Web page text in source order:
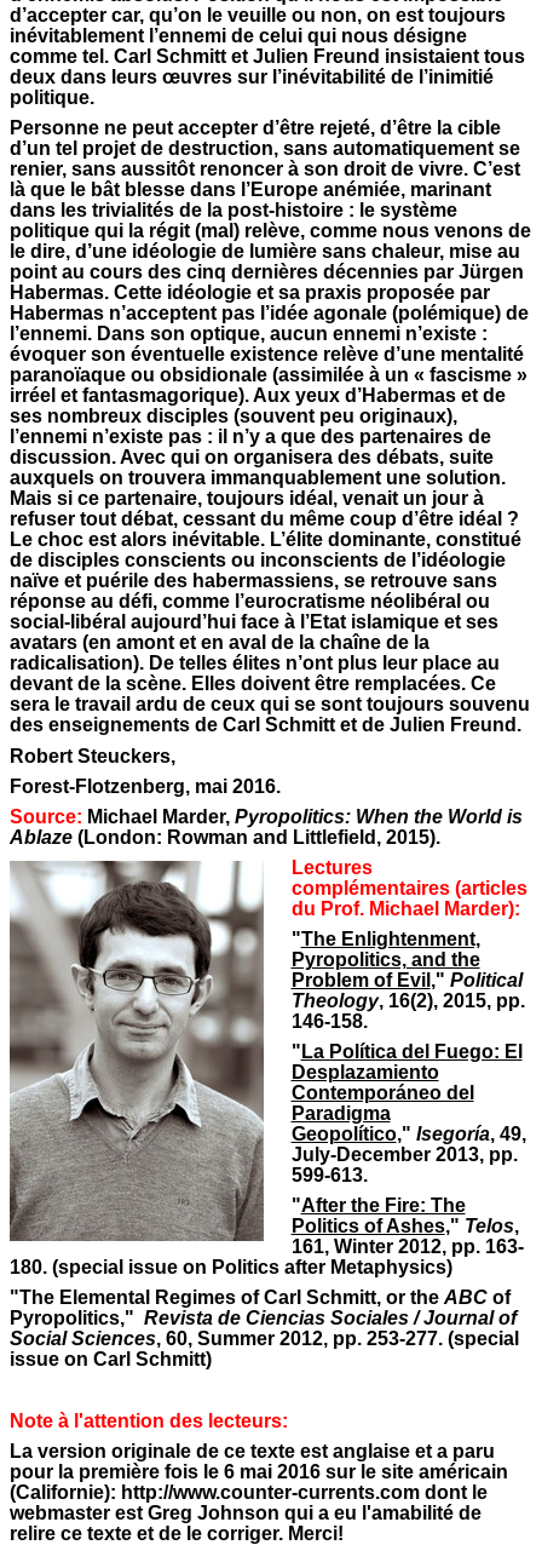
d’accepter car, qu’on le veuille ou non, on est toujours
inévitablement l’ennemi de celui qui nous désigne
comme tel. Carl Schmitt et Julien Freund insistaient tous
deux dans leurs œuvres sur l’inévitabilité de l’inimitié
politique.
Personne ne peut accepter d’être rejeté, d’être la cible
d’un tel projet de destruction, sans automatiquement se
renier, sans aussitôt renoncer à son droit de vivre. C’est
là que le bât blesse dans l’Europe anémiée, marinant
dans les trivialités de la post-histoire : le système
politique qui la régit (mal) relève, comme nous venons de
le dire, d’une idéologie de lumière sans chaleur, mise au
point au cours des cinq dernières décennies par Jürgen
Habermas. Cette idéologie et sa praxis proposée par
Habermas n’acceptent pas l’idée agonale (polémique) de
l’ennemi. Dans son optique, aucun ennemi n’existe :
évoquer son éventuelle existence relève d’une mentalité
paranoïaque ou obsidionale (assimilée à un « fascisme »
irréel et fantasmagorique). Aux yeux d’Habermas et de
ses nombreux disciples (souvent peu originaux),
l’ennemi n’existe pas : il n’y a que des partenaires de
discussion. Avec qui on organisera des débats, suite
auxquels on trouvera immanquablement une solution.
Mais si ce partenaire, toujours idéal, venait un jour à
refuser tout débat, cessant du même coup d’être idéal ?
Le choc est alors inévitable. L’élite dominante, constitué
de disciples conscients ou inconscients de l’idéologie
naïve et puérile des habermassiens, se retrouve sans
réponse au défi, comme l’eurocratisme néolibéral ou
social-libéral aujourd’hui face à l’Etat islamique et ses
avatars (en amont et en aval de la chaîne de la
radicalisation). De telles élites n’ont plus leur place au
devant de la scène. Elles doivent être remplacées. Ce
sera le travail ardu de ceux qui se sont toujours souvenu
des enseignements de Carl Schmitt et de Julien Freund.
Robert Steuckers,
Forest-Flotzenberg, mai 2016.
Source: Michael Marder,Pyropolitics: When the World is
Ablaze (London: Rowman and Littlefield, 2015).
Lectures
complémentaires (articles
du Prof. Michael Marder):
"The Enlightenment,
Pyropolitics, and the
Problem of Evil ," Political
Theology, 16(2), 2015, pp.
146-158.
" La Política del Fuego: El
Desplazamiento
Contemporáneo del
Paradigma
Geopolítico," Isegoría, 49,
July-December 2013, pp.
599-613.
"After the Fire: The
Politics of Ashes," Telos,
161, Winter 2012, pp. 163-
180. (special issue on Politics after Metaphysics)
"The Elemental Regimes of Carl Schmitt, or theABC of
Pyropolitics,"Revista de Ciencias Sociales / Journal of
Social Sciences, 60, Summer 2012, pp. 253-277. (special
issue on Carl Schmitt)
Note à l'attention des lecteurs:
La version originale de ce texte est anglaise et a paru
pour la première fois le 6 mai 2016 sur le site américain
(Californie): http://www.counter-currents.com dont le
webmaster est Greg Johnson qui a eu l'amabilité de
relire ce texte et de le corriger. Merci!